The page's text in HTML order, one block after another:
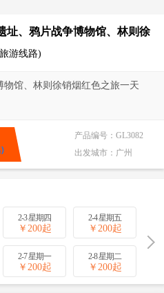
址、鸦片战争博物馆、林则徐
游线路)
馆、林则徐销烟红色之旅一天
产品编号： GL3082
出发城市： 广州
)
2-3 星期四
￥ 200起
2-4 星期五
￥ 200起
2-7 星期一
￥ 200起
2-8 星期二
￥ 200起